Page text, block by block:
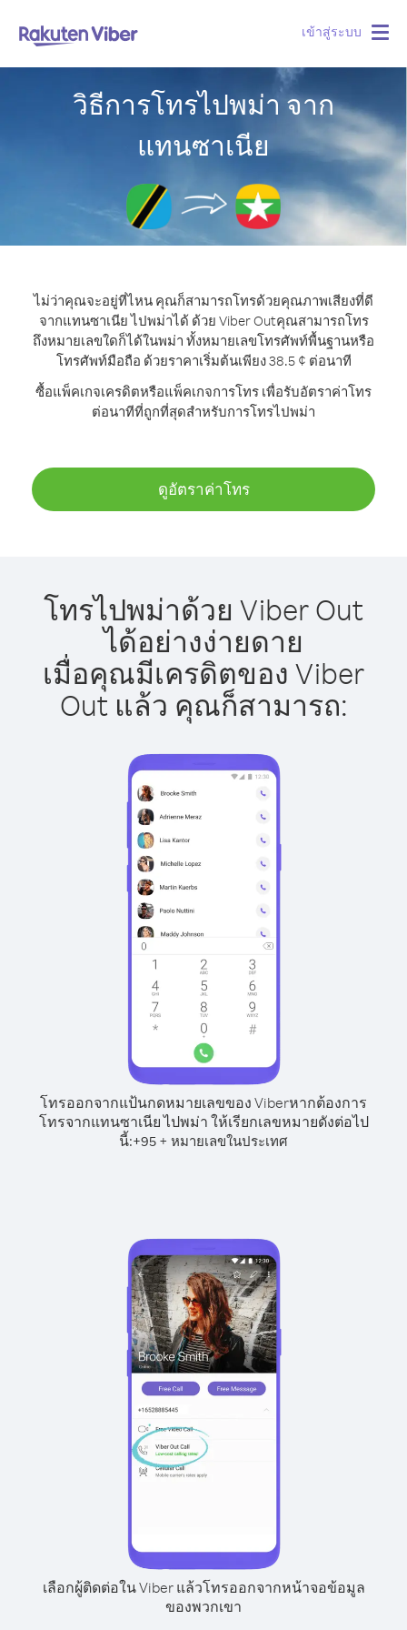
เข้าสู่ระบบ
วิธีการโทรไปพม่า จาก
แทนซาเนีย
ไม่ว่าคุณจะอยู่ที่ไหน คุณก็สามารถโทรด้วยคุณภาพเสียงที่ดี
จากแทนซาเนีย ไปพม่าได้ ด้วย Viber Outคุณสามารถโทร
ถึงหมายเลขใดก็ได้ในพม่า ทั้งหมายเลขโทรศัพท์พื้นฐานหรือ
โทรศัพท์มือถือ ด้วยราคาเริ่มต้นเพียง 38.5 ¢ ต่อนาที
ซื้อแพ็คเกจเครดิตหรือแพ็คเกจการโทร เพื่อรับอัตราค่าโทร
ต่อนาทีที่ถูกที่สุดสำหรับการโทรไปพม่า
ดูอัตราค่าโทร
โทรไปพม่าด้วย Viber Out
ได้อย่างง่ายดาย
เมื่อคุณมีเครดิตของ Viber
Out แล้ว คุณก็สามารถ:
โทรออกจากแป้นกดหมายเลขของ Viberหากต้องการ
โทรจากแทนซาเนีย ไปพม่า ให้เรียกเลขหมายดังต่อไป
นี้:+95 + หมายเลขในประเทศ
เลือกผู้ติดต่อใน Viber แล้วโทรออกจากหน้าจอข้อมูล
ของพวกเขา